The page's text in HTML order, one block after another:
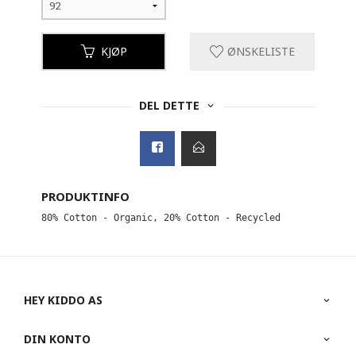
KJØP ØNSKELISTE
DEL DETTE
PRODUKTINFO
80% Cotton - Organic, 20% Cotton - Recycled
HEY KIDDO AS
DIN KONTO